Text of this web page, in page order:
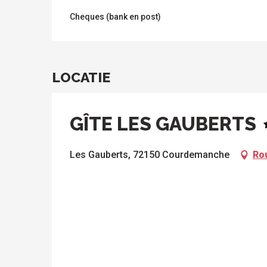
Cheques (bank en post)
LOCATIE
GÎTE LES GAUBERTS
Les Gauberts, 72150 Courdemanche